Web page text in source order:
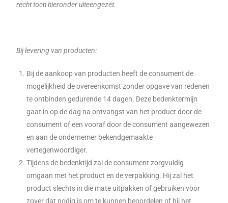
recht toch hieronder uiteengezet.
Bij levering van producten:
Bij de aankoop van producten heeft de consument de
mogelijkheid de overeenkomst zonder opgave van redenen
te ontbinden gedurende 14 dagen. Deze bedenktermijn
gaat in op de dag na ontvangst van het product door de
consument of een vooraf door de consument aangewezen
en aan de ondernemer bekendgemaakte
vertegenwoordiger.
Tijdens de bedenktijd zal de consument zorgvuldig
omgaan met het product en de verpakking. Hij zal het
product slechts in die mate uitpakken of gebruiken voor
zover dat nodig is om te kunnen beoordelen of hij het